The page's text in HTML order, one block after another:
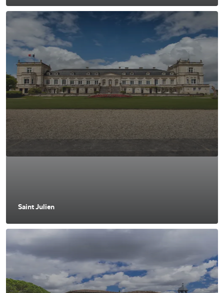
Saint Julien